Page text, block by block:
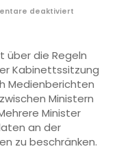
deaktiviert
über die Regeln
Kabinettssitzung
Medienberichten
Ministern
Minister
an der
zu beschränken.